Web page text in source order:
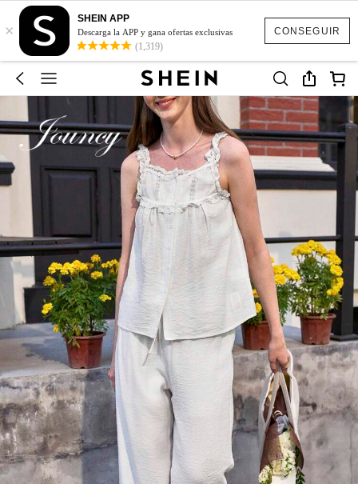
CONSEGUIR
×
SHEIN APP
Descarga la APP y gana ofertas exclusivas
(1,319)